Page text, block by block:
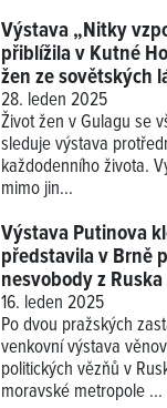
Výstava „Nitky
přiblížila v Kutné
žen ze sovětských
28. leden 2025
Život žen v Gulagu se
sleduje výstava
každodenního života.
mimo jin...
Výstava Putinova
představila v Brně
nesvobody z Ruska
16. leden 2025
Po dvou pražských
venkovní výstava
politických vězňů v
moravské metropole ...